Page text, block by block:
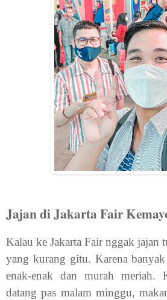
Jajan di Jakarta Fair
Kalau ke Jakarta Fair nggak jajan
yang kurang gitu. Karena
enak-enak dan murah meriah.
datang pas malam minggu,